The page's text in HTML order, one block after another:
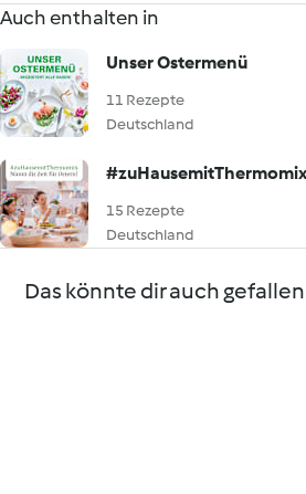
Auch enthalten in
Unser Ostermenü
11 Rezepte
Deutschland
#zuHausemitThermomix
15 Rezepte
Deutschland
Das könnte dir auch gefallen